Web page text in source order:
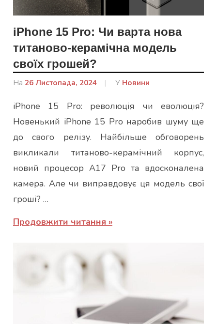
iPhone 15 Pro: Чи варта нова
титаново-керамічна модель
своїх грошей?
На 26 Листопада, 2024
Від
У Новини
iPhone 15 Pro: революція чи еволюція?
Новенький iPhone 15 Pro наробив шуму ще
до свого релізу. Найбільше обговорень
викликали титаново-керамічний корпус,
новий процесор A17 Pro та вдосконалена
камера. Але чи виправдовує ця модель свої
гроші? …
Продовжити читання